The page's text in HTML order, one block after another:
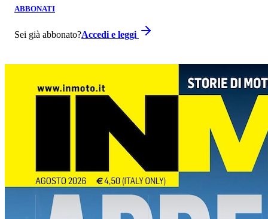
ABBONATI
Sei già abbonato?Accedi e leggi